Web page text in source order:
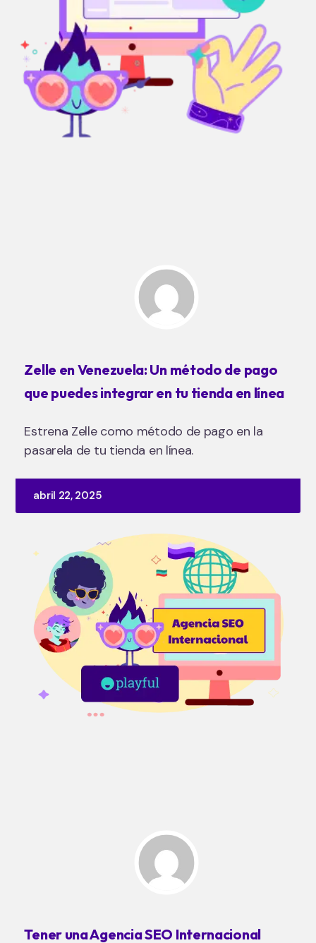
Zelle en Venezuela: Un método de pago
que puedes integrar en tu tienda en línea
Estrena Zelle como método de pago en la
pasarela de tu tienda en línea.
abril 22, 2025
Tener una Agencia SEO Internacional